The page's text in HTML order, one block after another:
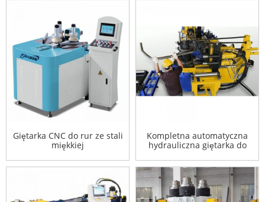
Giętarka CNC do rur ze stali
miękkiej
Kompletna automatyczna
hydrauliczna giętarka do